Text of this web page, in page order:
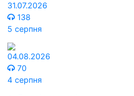
31.07.2026
138
5 серпня
04.08.2026
70
4 серпня